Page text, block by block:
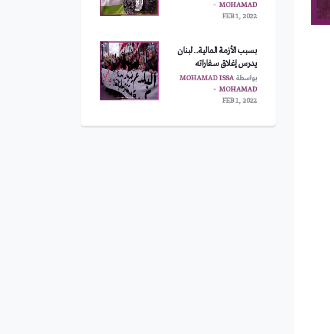
MOHAMAD
FEB 1, 2022
بسبب الأزمة المالية.. لبنان
يدرس إغلاق سفاراته
بواسطةMOHAMAD ISSA
MOHAMAD
FEB 1, 2022